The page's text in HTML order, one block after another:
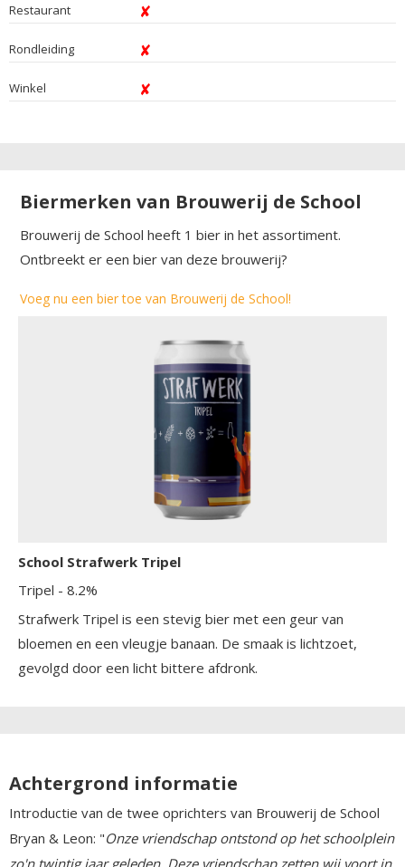
Restaurant
Rondleiding
Winkel
Biermerken van Brouwerij de School
Brouwerij de School heeft 1 bier in het assortiment.
Ontbreekt er een bier van deze brouwerij?
Voeg nu een bier toe van Brouwerij de School!
School Strafwerk Tripel
Tripel - 8.2%
Strafwerk Tripel is een stevig bier met een geur van
bloemen en een vleugje banaan. De smaak is lichtzoet,
gevolgd door een licht bittere afdronk.
Achtergrond informatie
Introductie van de twee oprichters van Brouwerij de School
Bryan & Leon: "Onze vriendschap ontstond op het schoolplein
zo'n twintig jaar geleden. Deze vriendschap zetten wij voort in